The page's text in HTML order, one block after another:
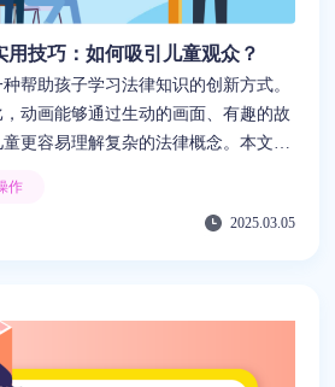
用技巧：如何吸引儿童观众？
帮助孩子学习法律知识的创新方式。
动画能够通过生动的画面、有趣的故
更容易理解复杂的法律概念。本文将
及如何结合儿童的认知特点进行设
了一款适用于儿童普法动画制作的智能
作
2025.03.05